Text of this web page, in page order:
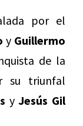
por el
y Guillermo
de la
su triunfal
yJesús Gil